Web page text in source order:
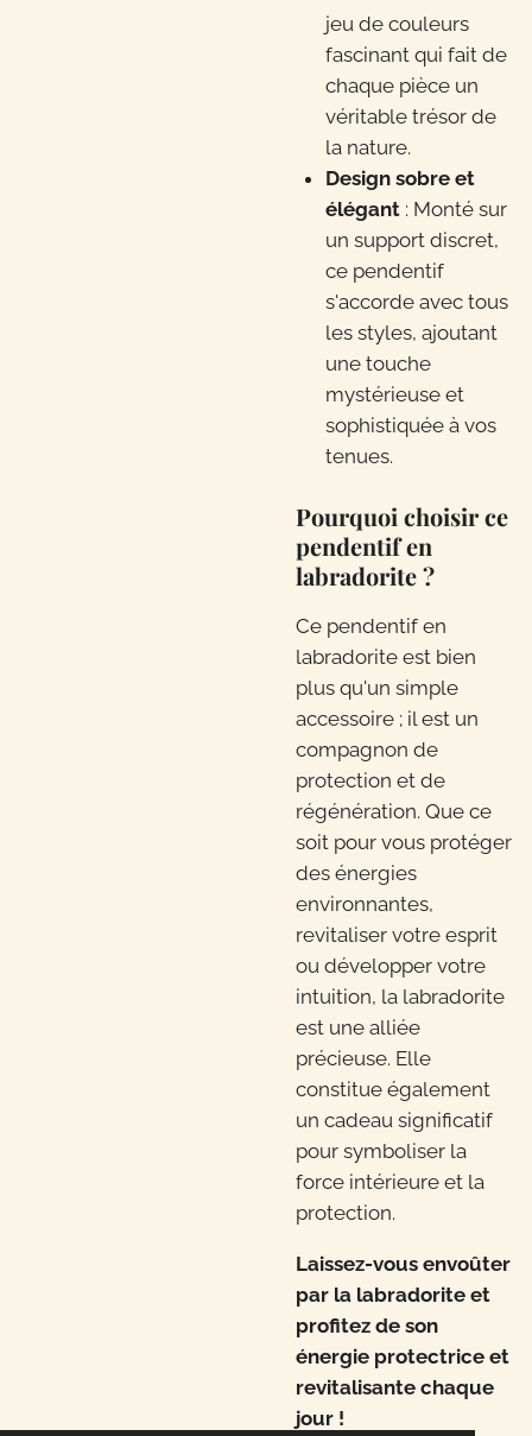
jeu de couleurs
fascinant qui fait de
chaque pièce un
véritable trésor de
la nature.
Design sobre et
élégant : Monté sur
un support discret,
ce pendentif
s'accorde avec tous
les styles, ajoutant
une touche
mystérieuse et
sophistiquée à vos
tenues.
Pourquoi choisir ce
pendentif en
labradorite ?
Ce pendentif en
labradorite est bien
plus qu'un simple
accessoire ; il est un
compagnon de
protection et de
régénération. Que ce
soit pour vous protéger
des énergies
environnantes,
revitaliser votre esprit
ou développer votre
intuition, la labradorite
est une alliée
précieuse. Elle
constitue également
un cadeau significatif
pour symboliser la
force intérieure et la
protection.
Laissez-vous envoûter
par la labradorite et
profitez de son
énergie protectrice et
revitalisante chaque
jour !